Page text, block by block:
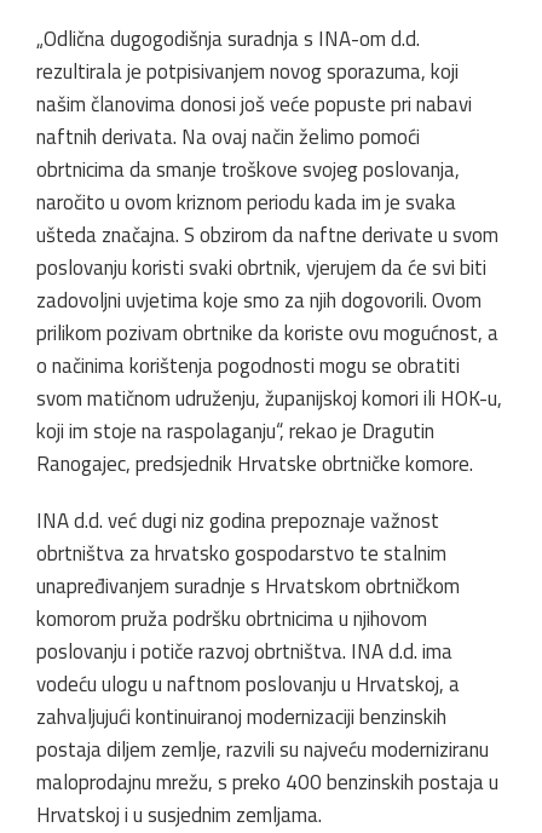
„Odlična dugogodišnja suradnja s INA-om d.d.
rezultirala je potpisivanjem novog sporazuma, koji
našim članovima donosi još veće popuste pri nabavi
naftnih derivata. Na ovaj način želimo pomoći
obrtnicima da smanje troškove svojeg poslovanja,
naročito u ovom kriznom periodu kada im je svaka
ušteda značajna. S obzirom da naftne derivate u svom
poslovanju koristi svaki obrtnik, vjerujem da će svi biti
zadovoljni uvjetima koje smo za njih dogovorili. Ovom
prilikom pozivam obrtnike da koriste ovu mogućnost, a
o načinima korištenja pogodnosti mogu se obratiti
svom matičnom udruženju, županijskoj komori ili HOK-u,
koji im stoje na raspolaganju“, rekao je Dragutin
Ranogajec, predsjednik Hrvatske obrtničke komore.
INA d.d. već dugi niz godina prepoznaje važnost
obrtništva za hrvatsko gospodarstvo te stalnim
unapređivanjem suradnje s Hrvatskom obrtničkom
komorom pruža podršku obrtnicima u njihovom
poslovanju i potiče razvoj obrtništva. INA d.d. ima
vodeću ulogu u naftnom poslovanju u Hrvatskoj, a
zahvaljujući kontinuiranoj modernizaciji benzinskih
postaja diljem zemlje, razvili su najveću moderniziranu
maloprodajnu mrežu, s preko 400 benzinskih postaja u
Hrvatskoj i u susjednim zemljama.